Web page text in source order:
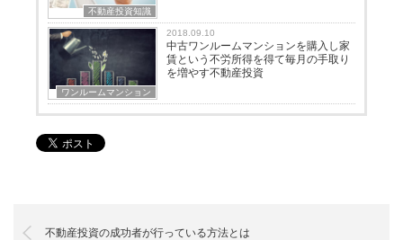
不動産投資知識
ワンルームマンション
2018.09.10
中古ワンルームマンションを購入し家
賃という不労所得を得て毎月の手取り
を増やす不動産投資
不動産投資の成功者が行っている方法とは